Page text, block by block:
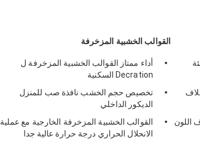
القوالب الخشبية المزخرفة
أداء ممتاز القوالب الخشبية المزخرفة ل
Decration السكنية
تخصيص حجم الخشب نافذة صب للمنزل
الديكور الداخلي
القوالب الخشبية المزخرفة الخارجية مع عملية
الانحلال الحراري درجة حرارة عالية جدا
اللون